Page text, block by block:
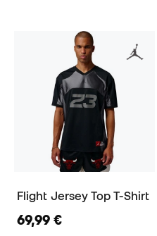
Flight Jersey Top T-Shirt
69,99 €